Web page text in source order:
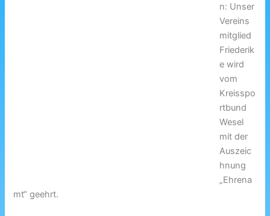
n: Unser
Vereins
mitglied
Friederik
e wird
vom
Kreisspo
rtbund
Wesel
mit der
Auszeic
hnung
„Ehrena
mt“ geehrt.